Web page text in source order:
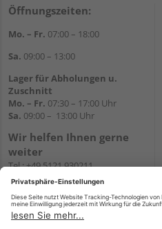
Öffnungszeiten:
Mo. – Fr. 07:00 – 18:00
Sa. 09:00 – 13:00
Lager für Abholungen u.
Zuschnitt
Mo. – Fr. 07:30 – 17:00 Uhr
Sa. 09:00 – 13:00 Uhr
Wir helfen Ihnen gerne
weiter
Tel.:+49 5121 930211
E-Mail:holzlandshop@holzland-
Newsletter